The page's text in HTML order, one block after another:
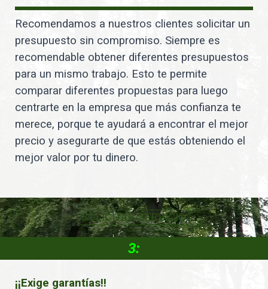
Recomendamos a nuestros clientes solicitar un
presupuesto sin compromiso. Siempre es
recomendable obtener diferentes presupuestos
para un mismo trabajo. Esto te permite
comparar diferentes propuestas para luego
centrarte en la empresa que más confianza te
merece, porque te ayudará a encontrar el mejor
precio y asegurarte de que estás obteniendo el
mejor valor por tu dinero.
SOLICITAR SERVICIO
3:
¡¡Exige garantías!!